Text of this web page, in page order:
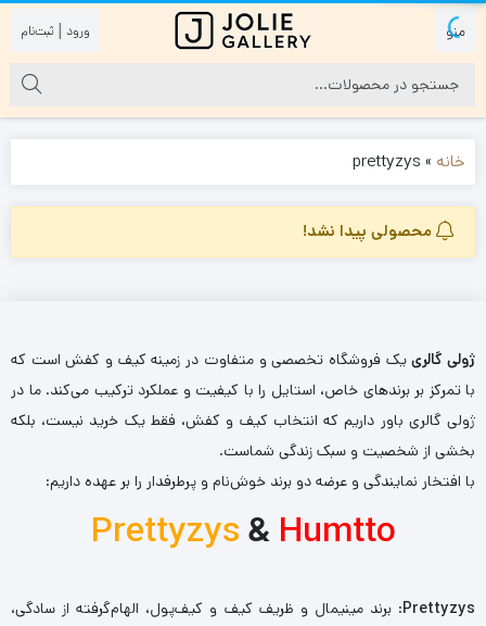
|
خانه »
prettyzys
محصولی پیدا نشد!
ژولی گالرییک فروشگاه تخصصی و متفاوت در زمینه کیف و کفش است که
با تمرکز بر برندهای خاص، استایل را با کیفیت و عملکرد ترکیب می‌کند. ما در
ژولی گالری باور داریم که انتخاب کیف و کفش، فقط یک خرید نیست، بلکه
بخشی از شخصیت و سبک زندگی شماست.
با افتخار نمایندگی و عرضه دو برند خوش‌نام و پرطرفدار را بر عهده داریم:
Prettyzys& Humtto
Prettyzys: برند مینیمال و ظریف کیف و کیف‌پول، الهام‌گرفته از سادگی،